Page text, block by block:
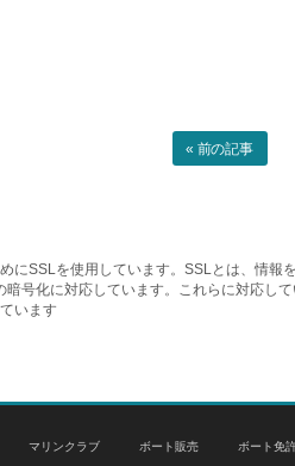
« 前の記事
にSSLを使用しています。SSLとは、情
号化に対応しています。これらに対応し
います
マリンクラブ ボート販売 ボート免